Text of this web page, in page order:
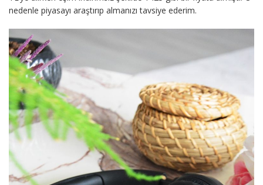
nedenle piyasayı araştırıp almanızı tavsiye ederim.